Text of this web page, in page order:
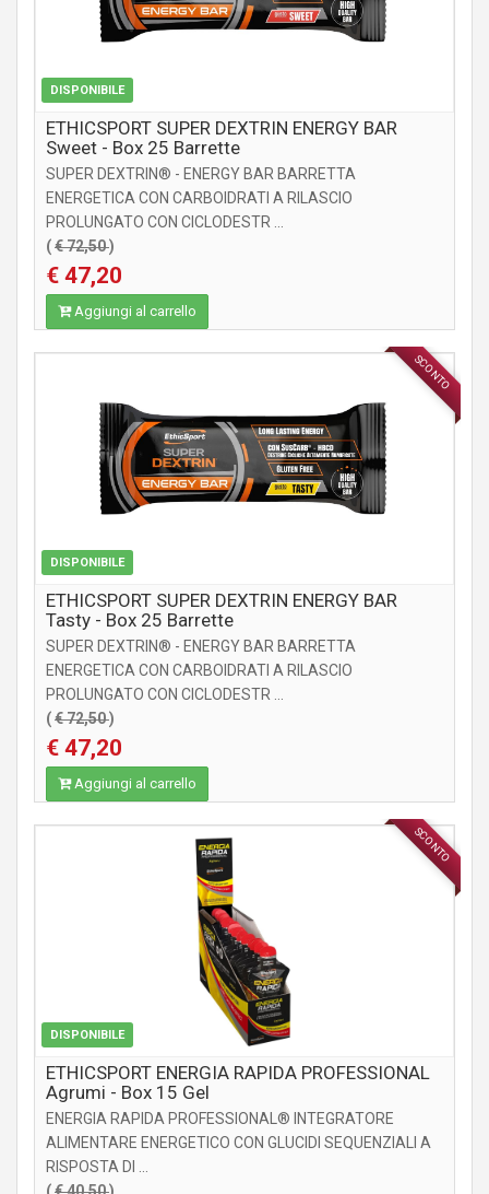
DISPONIBILE
ETHICSPORT SUPER DEXTRIN ENERGY BAR
Sweet - Box 25 Barrette
SUPER DEXTRIN® - ENERGY BAR BARRETTA
ENERGETICA CON CARBOIDRATI A RILASCIO
PROLUNGATO CON CICLODESTR ...
(€ 72,50)
€ 47,20
Aggiungi al carrello
SCONTO
DISPONIBILE
INTEGRATORI
ETHICSPORT SUPER DEXTRIN ENERGY BAR
Tasty - Box 25 Barrette
SUPER DEXTRIN® - ENERGY BAR BARRETTA
ENERGETICA CON CARBOIDRATI A RILASCIO
PROLUNGATO CON CICLODESTR ...
(€ 72,50)
€ 47,20
Aggiungi al carrello
SCONTO
DISPONIBILE
INTEGRATORI
ETHICSPORT ENERGIA RAPIDA PROFESSIONAL
Agrumi - Box 15 Gel
ENERGIA RAPIDA PROFESSIONAL® INTEGRATORE
ALIMENTARE ENERGETICO CON GLUCIDI SEQUENZIALI A
RISPOSTA DI ...